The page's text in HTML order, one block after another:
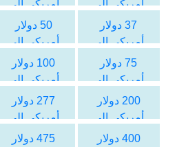
أمريكي الى
الليرة التركية
أمريكي الى
الليرة التركية
37 دولار
أمريكي الى
الليرة التركية
50 دولار
أمريكي الى
الليرة التركية
75 دولار
أمريكي الى
الليرة التركية
100 دولار
أمريكي الى
الليرة التركية
200 دولار
أمريكي الى
الليرة التركية
277 دولار
أمريكي الى
الليرة التركية
400 دولار
475 دولار